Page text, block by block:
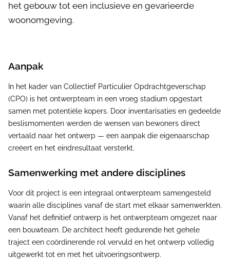
het gebouw tot een inclusieve en gevarieerde
woonomgeving.
Aanpak
In het kader van Collectief Particulier Opdrachtgeverschap
(CPO) is het ontwerpteam in een vroeg stadium opgestart
samen met potentiële kopers. Door inventarisaties en gedeelde
beslismomenten werden de wensen van bewoners direct
vertaald naar het ontwerp — een aanpak die eigenaarschap
creëert en het eindresultaat versterkt.
Samenwerking met andere disciplines
Voor dit project is een integraal ontwerpteam samengesteld
waarin alle disciplines vanaf de start met elkaar samenwerkten.
Vanaf het definitief ontwerp is het ontwerpteam omgezet naar
een bouwteam. De architect heeft gedurende het gehele
traject een coördinerende rol vervuld en het ontwerp volledig
uitgewerkt tot en met het uitvoeringsontwerp.